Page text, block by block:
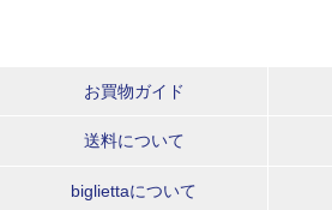
お買物ガイド
送料について
bigliettaについて